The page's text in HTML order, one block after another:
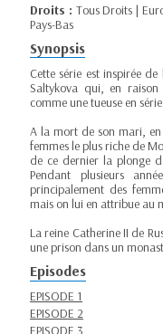
Droits : Tous Droits |
Pays-Bas
Synopsis
Cette série est inspirée
Saltykova qui, en
comme une tueuse en
A la mort de son mari, en
femmes le plus riche de
de ce dernier la plonge
Pendant plusieurs
principalement des
mais on lui en attribue au
La reine Catherine II de
une prison dans un
Episodes
EPISODE 1
EPISODE 2
EPISODE 3